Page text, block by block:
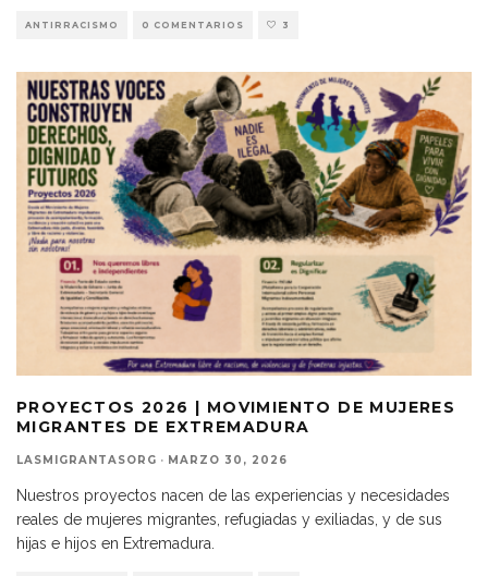
ANTIRRACISMO 0 COMENTARIOS 3
PROYECTOS 2026 | MOVIMIENTO DE MUJERES
MIGRANTES DE EXTREMADURA
LASMIGRANTASORG · MARZO 30, 2026
Nuestros proyectos nacen de las experiencias y necesidades
reales de mujeres migrantes, refugiadas y exiliadas, y de sus
hijas e hijos en Extremadura.